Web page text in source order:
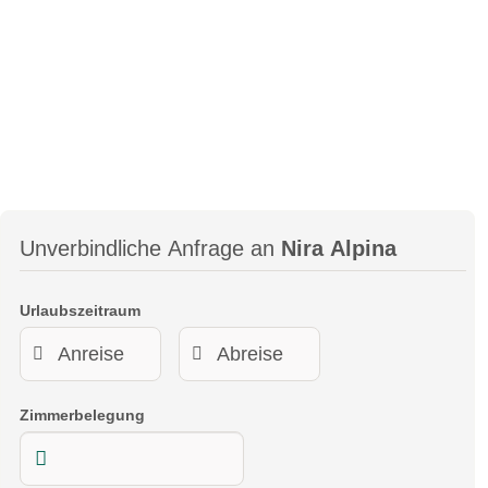
Samedan führt die Route dem Bernina Tal entlang durch
auf die imposanten Gletscher des Bernina Massivs frei
geben. Auf der Passhöhe geht es links am Lago Bianco
vorbei, bevor die Abfahrt ins Valposchiavo beginnt. Schon
südlich Klima und die veränderte Vegetation. Die Terrasse
des Restaurants Belvedere oder das Buffet des Bahnhofs Alp
Grüm laden zu einer Genuss- und Verschnauf-Pause ein. Ab
Unverbindliche Anfrage an Nira Alpina
Urlaubszeitraum
Zimmerbelegung